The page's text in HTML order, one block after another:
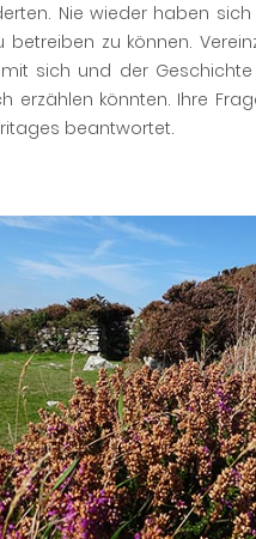
Nie wieder haben sich
zu können.
sich und der
erzählen könnten. Ihre
beantwortet.